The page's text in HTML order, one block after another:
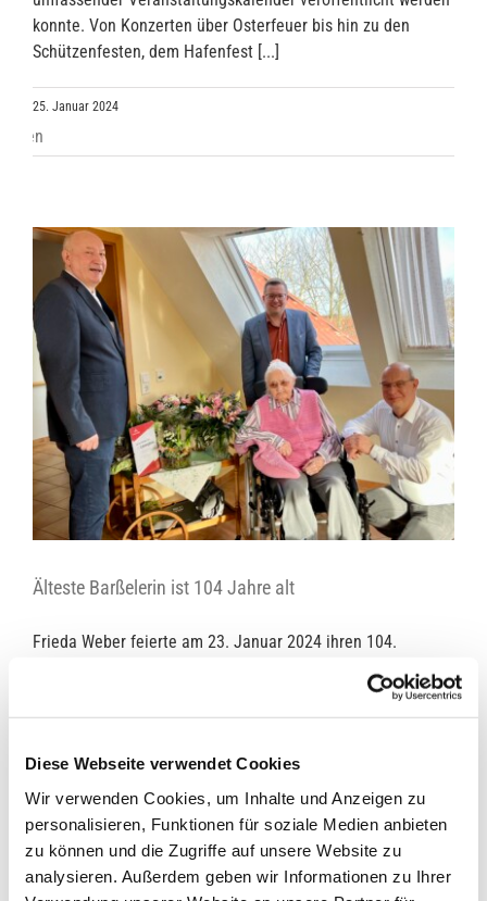
Diese Webseite verwendet Cookies
Wir verwenden Cookies, um Inhalte und Anzeigen zu
personalisieren, Funktionen für soziale Medien anbieten
zu können und die Zugriffe auf unsere Website zu
analysieren. Außerdem geben wir Informationen zu Ihrer
konnte. Von Konzerten über Osterfeuer bis hin zu den
Schützenfesten, dem Hafenfest [...]
25. Januar 2024
Älteste Barßelerin ist 104 Jahre alt
Frieda Weber feierte am 23. Januar 2024 ihren 104.
Gemeinde Barßel. Seit 2020 lebt die gebürtige Aperbergerin
im Wohn- und Pflegeheim „to huus“ in Barßelermoor, wo sie
Verwandtschaft aus dem Ammerland. Außerdem
überbrachten ihr der stellvertretende Landrat [...]
24. Januar 2024